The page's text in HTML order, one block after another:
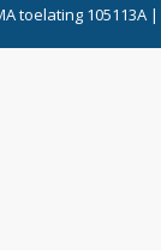
toelating 105113A |